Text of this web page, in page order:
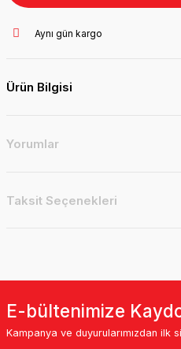
Aynı gün kargo
Ürün Bilgisi
Yorumlar
Taksit Seçenekleri
E-bültenimize
Kampanya ve duyurularımızdan ilk